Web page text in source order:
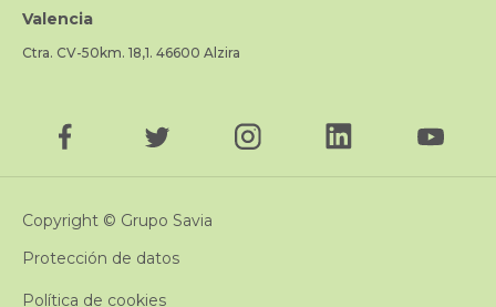
Valencia
Ctra. CV-50km. 18,1. 46600 Alzira
Copyright © Grupo Savia
Protección de datos
Política de cookies